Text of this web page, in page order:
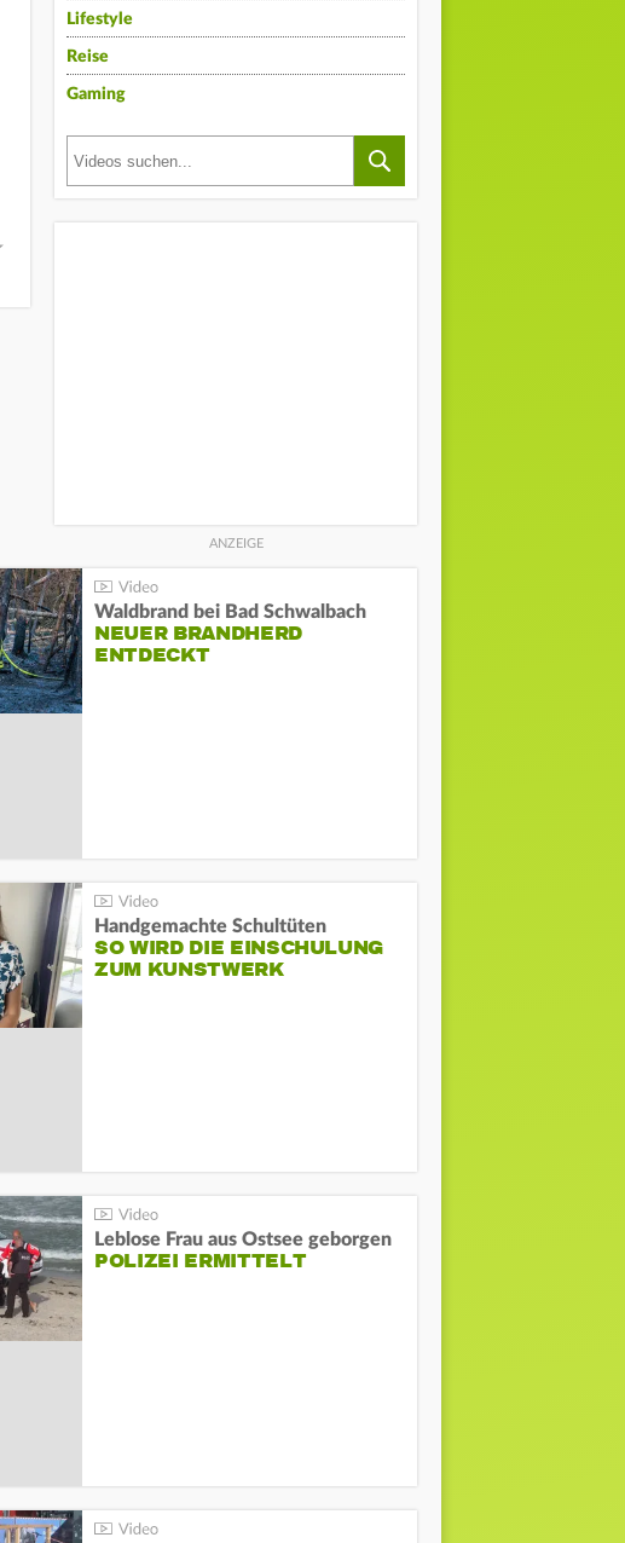
Lifestyle
Reise
Gaming
Waldbrand bei Bad Schwalbach
NEUER BRANDHERD
ENTDECKT
Handgemachte Schultüten
SO WIRD DIE EINSCHULUNG
ZUM KUNSTWERK
Leblose Frau aus Ostsee geborgen
POLIZEI ERMITTELT